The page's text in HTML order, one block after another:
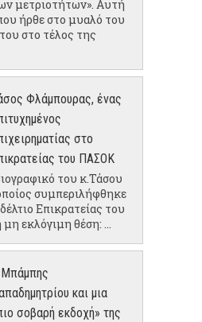
μετριοτήτων». Αυτή
ήρθε στο μυαλό του
στο τέλος της
Φλάμπουρας, ένας
στο
του ΠΑΣΟΚ
του κ.Τάσου
συμπεριλήφθηκε
Επικρατείας του
εκλόγιμη θέση: ...
και μια
σοβαρή εκδοχή» της